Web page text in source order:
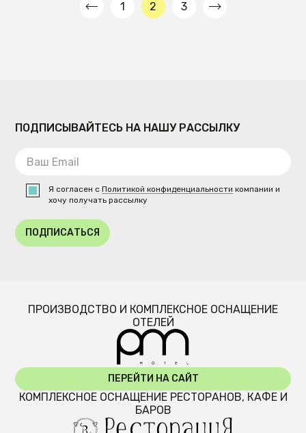
1 2 3
ПОДПИСЫВАЙТЕСЬ НА НАШУ РАССЫЛКУ
Я согласен сПолитикой конфиденциальности компании и
хочу получать рассылку
ПОДПИСАТЬСЯ
ПРОИЗВОДСТВО И КОМПЛЕКСНОЕ ОСНАЩЕНИЕ
ОТЕЛЕЙ
ПЕРЕЙТИ НА САЙТ
КОМПЛЕКСНОЕ ОСНАЩЕНИЕ РЕСТОРАНОВ, КАФЕ И
БАРОВ